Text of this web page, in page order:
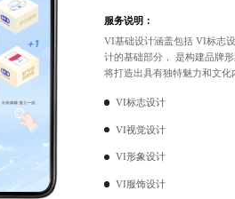
服务说明：
VI基础设计涵盖包括VI标志
计的基础部分， 是构建品牌
将打造出具有独特魅力和文化
VI标志设计
VI视觉设计
VI形象设计
VI服饰设计